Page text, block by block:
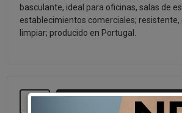
basculante, ideal para oficinas, salas de
establecimientos comerciales; resistente,
limpiar; producido en Portugal.
SEGUIR